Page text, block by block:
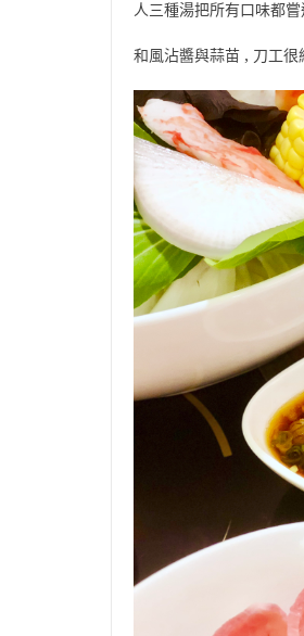
人三種湯把所有口味都嘗
和風沾醬與蒜苗 , 刀工